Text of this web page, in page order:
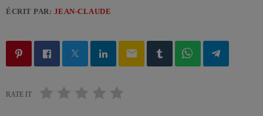
ÉCRIT PAR: JEAN-CLAUDE
email
RATE IT